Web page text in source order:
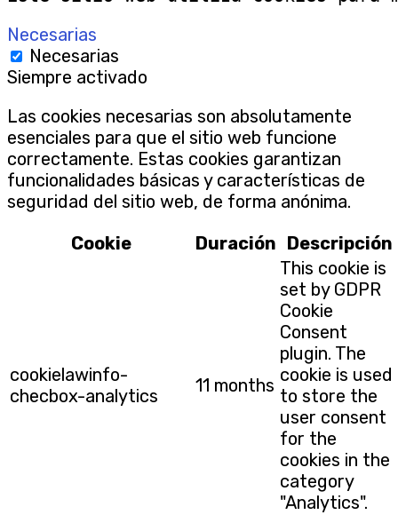
Necesarias
Necesarias
Siempre activado
Las cookies necesarias son absolutamente
esenciales para que el sitio web funcione
correctamente. Estas cookies garantizan
funcionalidades básicas y características de
seguridad del sitio web, de forma anónima.
Cookie
Duración Descripción
cookielawinfo-
checbox-analytics
11 months
This cookie is
set by GDPR
Cookie
Consent
plugin. The
cookie is used
to store the
user consent
for the
cookies in the
category
"Analytics".